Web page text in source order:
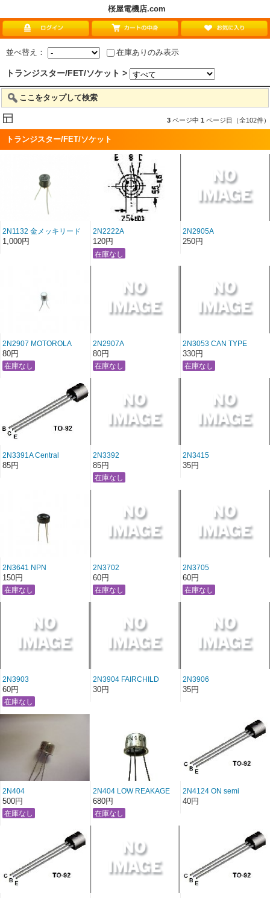
桜屋電機店.com
並べ替え： 在庫ありのみ表示
トランジスター/FET/ソケット >
ここをタップして検索
3 ページ中 1 ページ目（全102件）
トランジスター/FET/ソケット
2N1132 金メッキリード
Texas Instruments
1,000円
2N2222A
120円
2N2905A
250円
2N2907 MOTOROLA
80円
2N2907A
80円
2N3053 CAN TYPE
330円
2N3391A Central
Semiconductor / Fairchild
85円
2N3392
85円
2N3415
35円
2N3641 NPN
150円
2N3702
60円
2N3705
60円
2N3903
60円
2N3904 FAIRCHILD
30円
2N3906
35円
2N404
500円
2N404 LOW REAKAGE
680円
2N4124 ON semi
40円